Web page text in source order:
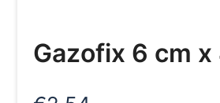
Gazofix 6 cm x